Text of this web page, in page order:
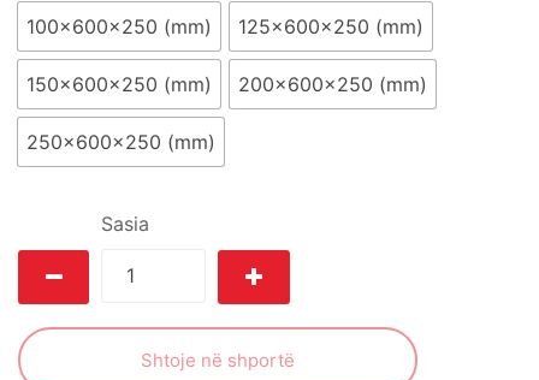
100x600x250 (mm) 125x600x250 (mm)
150x600x250 (mm) 200x600x250 (mm)
250x600x250 (mm)
Sasia
Shtoje në shportë